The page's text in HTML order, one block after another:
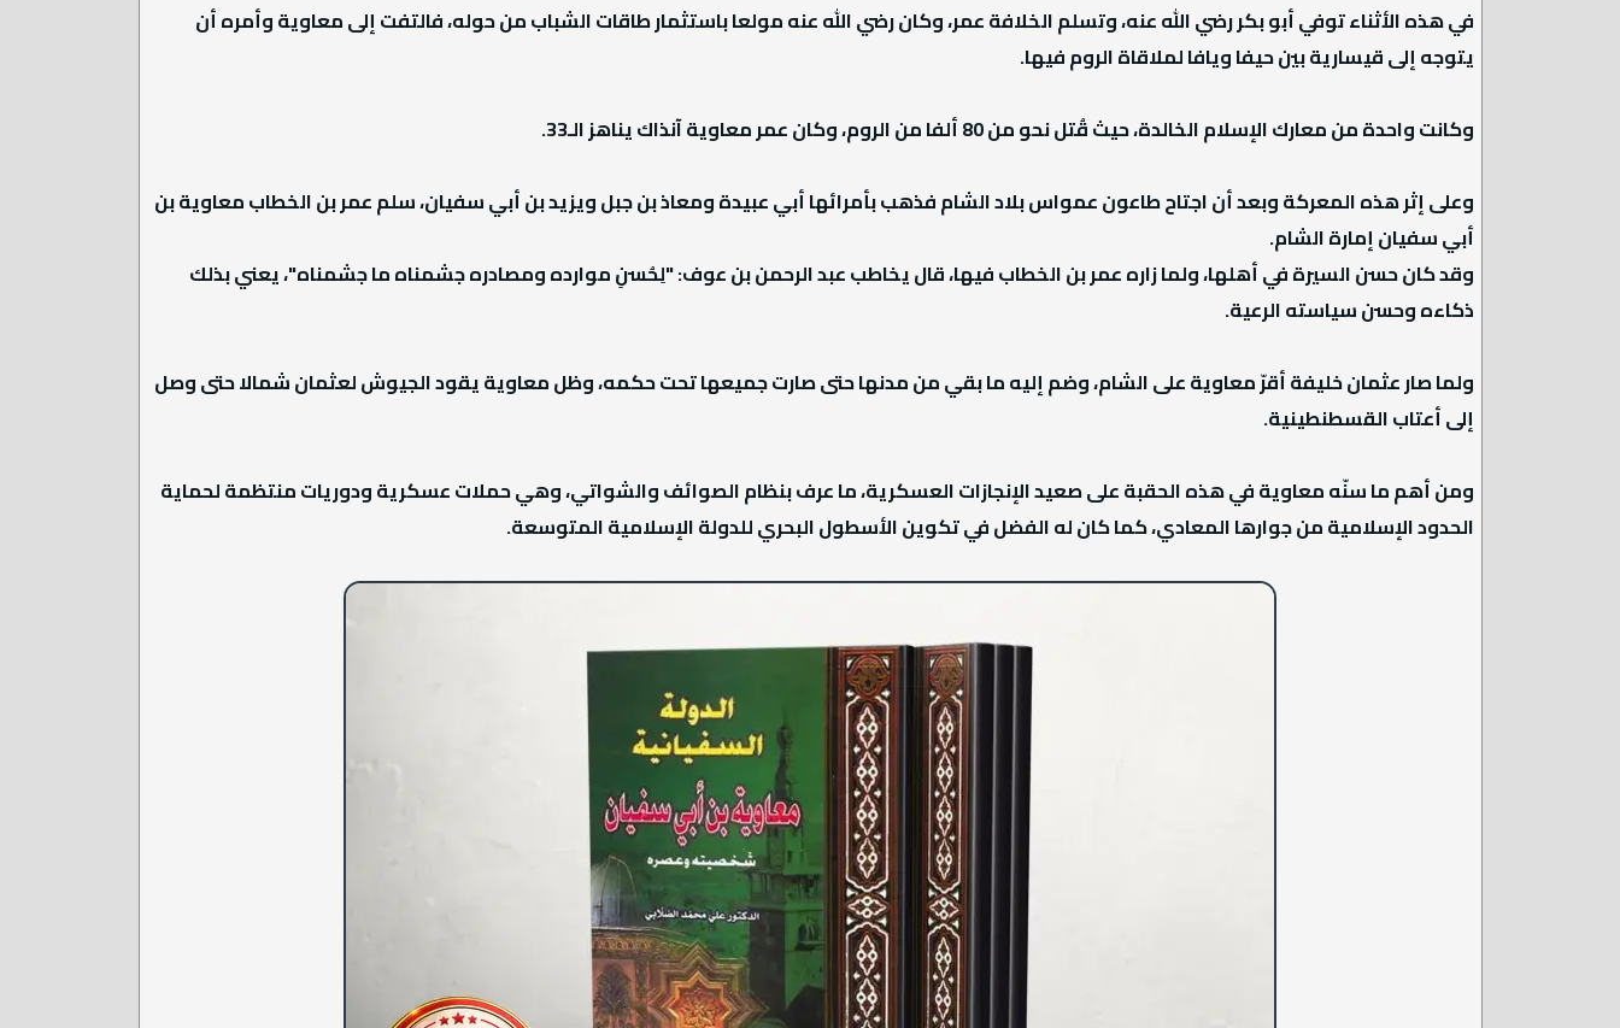
في هذه الأثناء توفي أبو بكر رضي الله عنه، وتسلم الخلافة عمر، وكان رضي الله عنه مولعا باستثمار طاقات الشباب من حوله، فالتفت إلى معاوية وأمره أن
يتوجه إلى قيسارية بين حيفا ويافا لملاقاة الروم فيها.
وكانت واحدة من معارك الإسلام الخالدة، حيث قُتل نحو من 80 ألفا من الروم، وكان عمر معاوية آنذاك يناهز الـ33.
وعلى إثر هذه المعركة وبعد أن اجتاح طاعون عمواس بلاد الشام فذهب بأمرائها أبي عبيدة ومعاذ بن جبل ويزيد بن أبي سفيان، سلم عمر بن الخطاب معاوية بن
أبي سفيان إمارة الشام.
وقد كان حسن السيرة في أهلها، ولما زاره عمر بن الخطاب فيها، قال يخاطب عبد الرحمن بن عوف: "لِحُسنِ موارده ومصادره جشمناه ما جشمناه"، يعني بذلك
ذكاءه وحسن سياسته الرعية.
ولما صار عثمان خليفة أقرّ معاوية على الشام، وضم إليه ما بقي من مدنها حتى صارت جميعها تحت حكمه، وظل معاوية يقود الجيوش لعثمان شمالا حتى وصل
إلى أعتاب القسطنطينية.
ومن أهم ما سنّه معاوية في هذه الحقبة على صعيد الإنجازات العسكرية، ما عرف بنظام الصوائف والشواتي، وهي حملات عسكرية ودوريات منتظمة لحماية
الحدود الإسلامية من جوارها المعادي، كما كان له الفضل في تكوين الأسطول البحري للدولة الإسلامية المتوسعة.